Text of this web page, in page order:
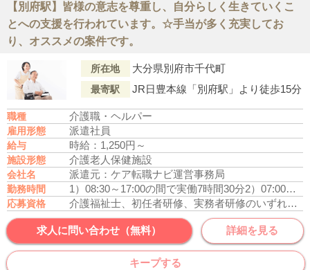
【別府駅】皆様の意志を尊重し、自分らしく生きていくこ
とへの支援を行われています。☆手当が多く充実してお
り、オススメの案件です。
所在地 大分県別府市千代町
最寄駅 JR日豊本線「別府駅」より徒歩15分
職種 介護職・ヘルパー
雇用形態 派遣社員
給与 時給：1,250円～
施設形態 介護老人保健施設
会社名 派遣元：ケア転職ナビ運営事務局
勤務時間 1）08:30～17:00の間で実働7時間30分2）07:00～15:00の間で実働7時間30分
応募資格 介護福祉士、初任者研修、実務者研修のいずれかの資格をお持ちの方
求人に問い合わせ（無料） 詳細を見る
キープする